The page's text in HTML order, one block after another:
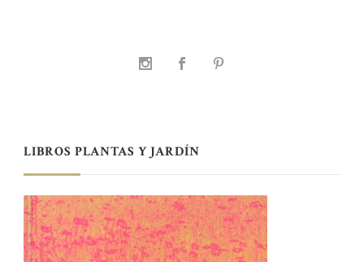
LIBROS PLANTAS Y JARDÍN